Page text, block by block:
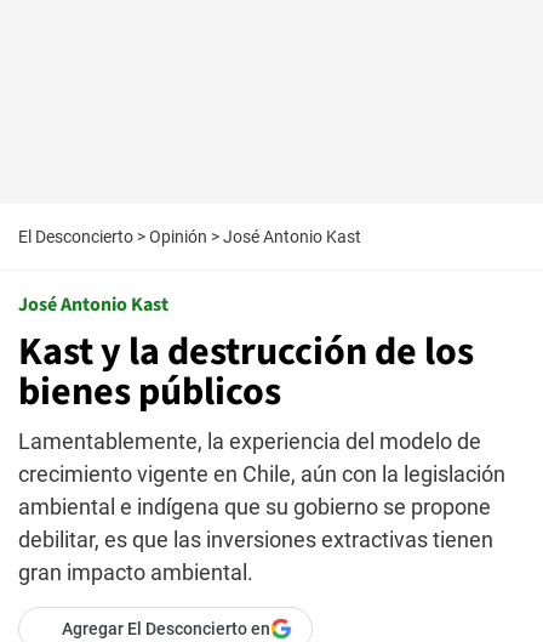
El Desconcierto >Opinión >José Antonio Kast
José Antonio Kast
Kast y la destrucción de los
bienes públicos
Lamentablemente, la experiencia del modelo de
crecimiento vigente en Chile, aún con la legislación
ambiental e indígena que su gobierno se propone
debilitar, es que las inversiones extractivas tienen
gran impacto ambiental.
Agregar El Desconcierto en